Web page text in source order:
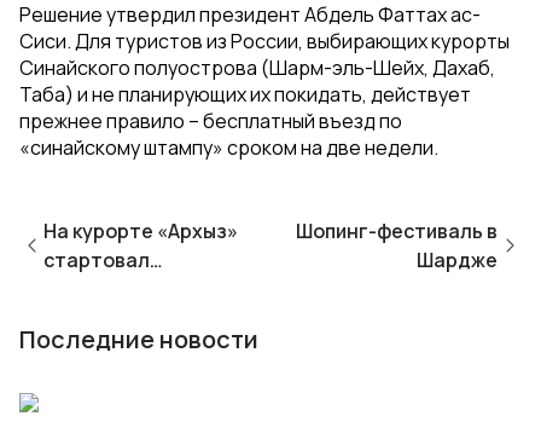
Решение утвердил президент Абдель Фаттах ас-
Сиси. Для туристов из России, выбирающих курорты
Синайского полуострова (Шарм-эль-Шейх, Дахаб,
Таба) и не планирующих их покидать, действует
прежнее правило – бесплатный въезд по
«синайскому штампу» сроком на две недели.
На курорте «Архыз»
стартовал
Шопинг-фестиваль в
Шардже
Последние новости